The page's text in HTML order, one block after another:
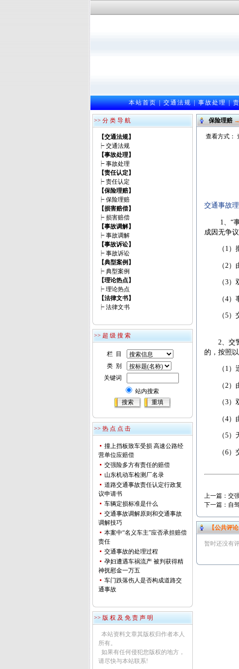
本站首页|交通法规|事故处理|
>> 分 类 导 航
【交通法规】
┝ 交通法规
【事故处理】
┝ 事故处理
【责任认定】
┝ 责任认定
【保险理赔】
┝ 保险理赔
【损害赔偿】
┝ 损害赔偿
【事故调解】
┝ 事故调解
【事故诉讼】
┝ 事故诉讼
【典型案例】
┝ 典型案例
【理论热点】
┝ 理论热点
【法律文书】
┝ 法律文书
>> 超 级 搜 索
栏 目
类 别
关键词
站内搜索
>> 热 点 点 击
撞上挡板致车受损 高速公路经
营单位应赔偿
交强险多方有责任的赔偿
山东机动车检测厂名录
道路交通事故责任认定行政复
议申请书
车辆定损标准是什么
交通事故调解原则和交通事故
调解技巧
本案中“名义车主”应否承担赔偿
责任
交通事故的处理过程
孕妇遭遇车祸流产 被判获得精
神抚慰金一万五
车门跌落伤人是否构成道路交
通事故
>> 版 权 及 免 责 声 明
本站资料文章其版权归作者本人
所有。
如果有任何侵犯您版权的地方，
请尽快与本站联系!
保险理赔
查看方式：
交通事故
1、“事故
成因无争
（1）撤
（2）由
（3）双
（4）事
（5）交
2、交警
的，按照
（1）迅
（2）由
（3）双
（4）由
（5）无
（6）交
上一篇： 交
下一篇： 自
【公共评
暂时还没有